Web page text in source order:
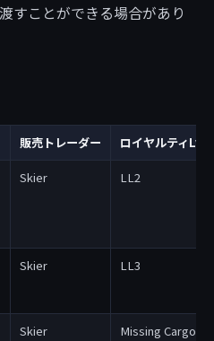
すことができる場合があり
販売トレーダー ロイヤルティLv
Skier LL2
Skier LL3
Skier
Missing Cargo